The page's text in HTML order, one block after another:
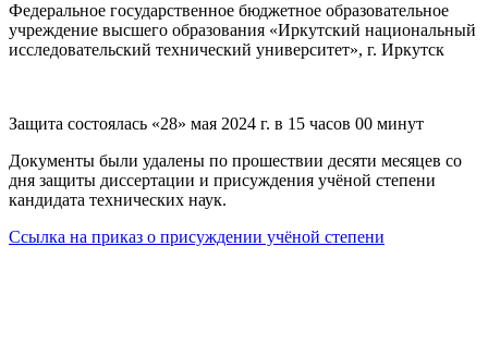
Федеральное государственное бюджетное образовательное
учреждение высшего образования «Иркутский национальный
исследовательский технический университет», г. Иркутск
Защита состоялась «28» мая 2024 г. в 15 часов 00 минут
Документы были удалены по прошествии десяти месяцев со
дня защиты диссертации и присуждения учёной степени
кандидата технических наук.
Ссылка на приказ о присуждении учёной степени